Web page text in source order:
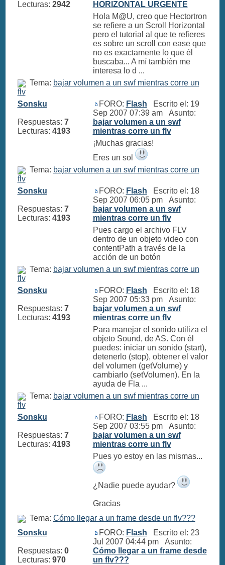
Lecturas: 2942
HORIZONTAL URGENTE
Hola M@U, creo que Hectortron
se refiere a un Scroll Horizontal
pero el tutorial al que te refieres
es sobre un scroll con ease que
no es exactamente lo que él
buscaba... A mí también me
interesa lo d ...
Tema: bajar volumen a un swf mientras corre un
flv
Sonsku
Respuestas: 7
Lecturas: 4193
FORO: Flash Escrito el: 19
Sep 2007 07:39 am Asunto:
bajar volumen a un swf
mientras corre un flv
¡Muchas gracias!
Eres un sol
Tema: bajar volumen a un swf mientras corre un
flv
Sonsku
Respuestas: 7
Lecturas: 4193
FORO: Flash Escrito el: 18
Sep 2007 06:05 pm Asunto:
bajar volumen a un swf
mientras corre un flv
Pues cargo el archivo FLV
dentro de un objeto video con
contentPath a través de la
acción de un botón
Tema: bajar volumen a un swf mientras corre un
flv
Sonsku
Respuestas: 7
Lecturas: 4193
FORO: Flash Escrito el: 18
Sep 2007 05:33 pm Asunto:
bajar volumen a un swf
mientras corre un flv
Para manejar el sonido utiliza el
objeto Sound, de AS. Con él
puedes: iniciar un sonido (start),
detenerlo (stop), obtener el valor
del volumen (getVolume) y
cambiarlo (setVolumen). En la
ayuda de Fla ...
Tema: bajar volumen a un swf mientras corre un
flv
Sonsku
Respuestas: 7
Lecturas: 4193
FORO: Flash Escrito el: 18
Sep 2007 03:55 pm Asunto:
bajar volumen a un swf
mientras corre un flv
Pues yo estoy en las mismas...
¿Nadie puede ayudar?
Gracias
Tema: Cómo llegar a un frame desde un flv???
Sonsku
Respuestas: 0
Lecturas: 970
FORO: Flash Escrito el: 23
Jul 2007 04:44 pm Asunto:
Cómo llegar a un frame desde
un flv???